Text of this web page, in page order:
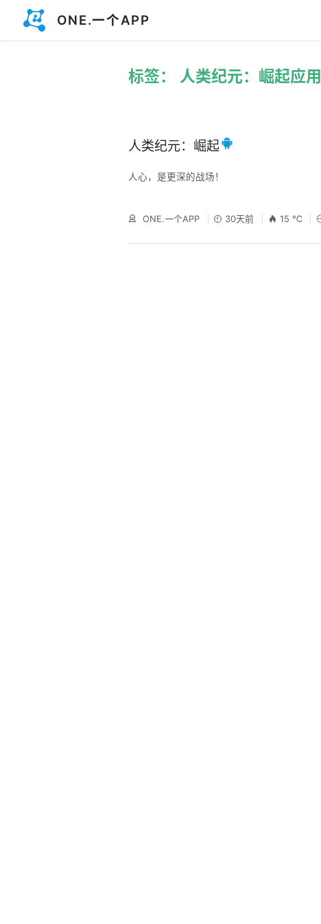
ONE.一个APP
标签： 人类纪元：崛起应用
人类纪元：崛起
人心，是更深的战场！
ONE.一个APP 30天前 15 ℃